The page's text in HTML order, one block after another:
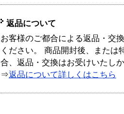
返品について
お客様のご都合による返品・交
ください。 商品開封後、または
合、返品・交換はお受けいたし
⇒返品について詳しくはこちら